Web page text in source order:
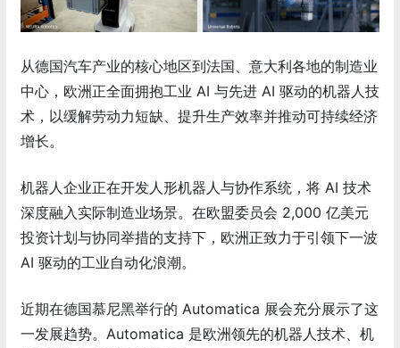
从德国汽车产业的核心地区到法国、意大利各地的制造业
中心，欧洲正全面拥抱工业 AI 与先进 AI 驱动的机器人技
术，以缓解劳动力短缺、提升生产效率并推动可持续经济
增长。
机器人企业正在开发人形机器人与协作系统，将 AI 技术
深度融入实际制造业场景。在欧盟委员会 2,000 亿美元
投资计划与协同举措的支持下，欧洲正致力于引领下一波
AI 驱动的工业自动化浪潮。
近期在德国慕尼黑举行的 Automatica 展会充分展示了这
一发展趋势。Automatica 是欧洲领先的机器人技术、机